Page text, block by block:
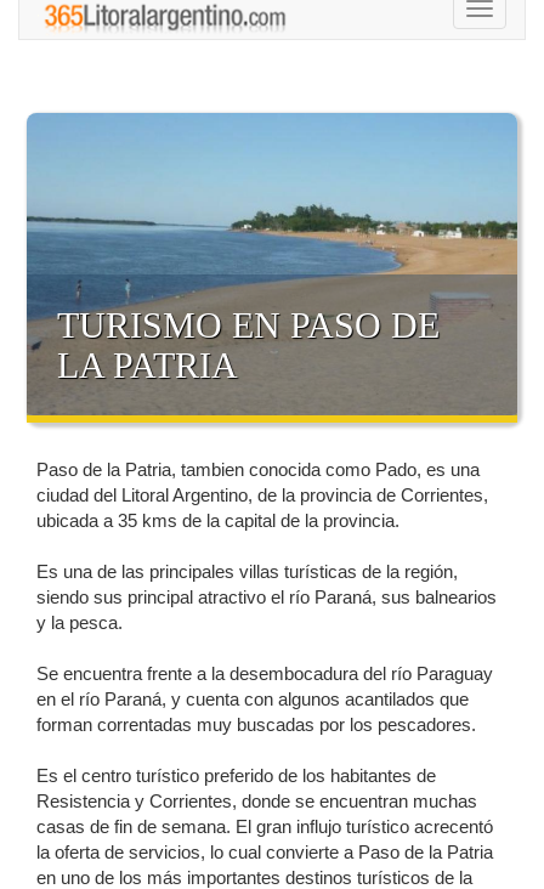
Toggle
TURISMO EN PASO DE
LA PATRIA
Paso de la Patria, tambien conocida como Pado, es una
ciudad del Litoral Argentino, de la provincia de Corrientes,
ubicada a 35 kms de la capital de la provincia.
Es una de las principales villas turísticas de la región,
siendo sus principal atractivo el río Paraná, sus balnearios
y la pesca.
Se encuentra frente a la desembocadura del río Paraguay
en el río Paraná, y cuenta con algunos acantilados que
forman correntadas muy buscadas por los pescadores.
Es el centro turístico preferido de los habitantes de
Resistencia y Corrientes, donde se encuentran muchas
casas de fin de semana. El gran influjo turístico acrecentó
la oferta de servicios, lo cual convierte a Paso de la Patria
en uno de los más importantes destinos turísticos de la